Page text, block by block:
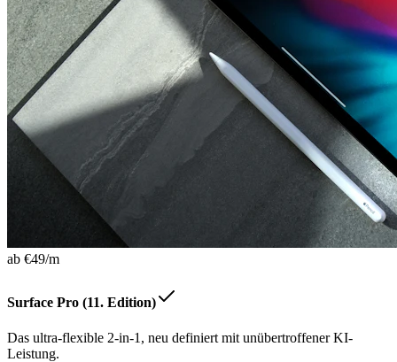
ab €49/m
Surface Pro (11. Edition)
Das ultra-flexible 2-in-1, neu definiert mit unübertroffener KI-
Leistung.